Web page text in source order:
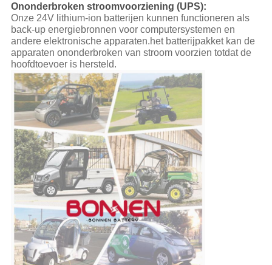
Ononderbroken stroomvoorziening (UPS):
Onze 24V lithium-ion batterijen kunnen functioneren als
back-up energiebronnen voor computersystemen en
andere elektronische apparaten.het batterijpakket kan de
apparaten ononderbroken van stroom voorzien totdat de
hoofdtoevoer is hersteld.